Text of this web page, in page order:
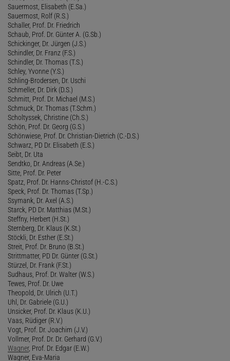
Sauermost, Elisabeth (E.Sa.)
Sauermost, Rolf (R.S.)
Schaller, Prof. Dr. Friedrich
Schaub, Prof. Dr. Günter A. (G.Sb.)
Schickinger, Dr. Jürgen (J.S.)
Schindler, Dr. Franz (F.S.)
Schindler, Dr. Thomas (T.S.)
Schley, Yvonne (Y.S.)
Schling-Brodersen, Dr. Uschi
Schmeller, Dr. Dirk (D.S.)
Schmitt, Prof. Dr. Michael (M.S.)
Schmuck, Dr. Thomas (T.Schm.)
Scholtyssek, Christine (Ch.S.)
Schön, Prof. Dr. Georg (G.S.)
Schönwiese, Prof. Dr. Christian-Dietrich (C.-D.S.)
Schwarz, PD Dr. Elisabeth (E.S.)
Seibt, Dr. Uta
Sendtko, Dr. Andreas (A.Se.)
Sitte, Prof. Dr. Peter
Spatz, Prof. Dr. Hanns-Christof (H.-C.S.)
Speck, Prof. Dr. Thomas (T.Sp.)
Ssymank, Dr. Axel (A.S.)
Starck, PD Dr. Matthias (M.St.)
Steffny, Herbert (H.St.)
Sternberg, Dr. Klaus (K.St.)
Stöckli, Dr. Esther (E.St.)
Streit, Prof. Dr. Bruno (B.St.)
Strittmatter, PD Dr. Günter (G.St.)
Stürzel, Dr. Frank (F.St.)
Sudhaus, Prof. Dr. Walter (W.S.)
Tewes, Prof. Dr. Uwe
Theopold, Dr. Ulrich (U.T.)
Uhl, Dr. Gabriele (G.U.)
Unsicker, Prof. Dr. Klaus (K.U.)
Vaas, Rüdiger (R.V.)
Vogt, Prof. Dr. Joachim (J.V.)
Vollmer, Prof. Dr. Dr. Gerhard (G.V.)
Wagner, Prof. Dr. Edgar (E.W.)
Wagner, Eva-Maria